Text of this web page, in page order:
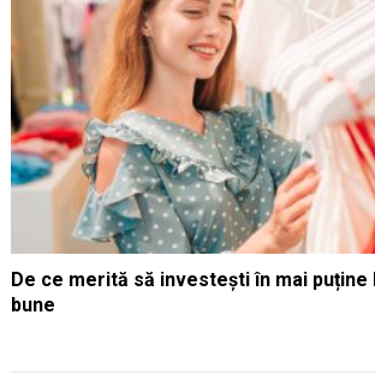
De ce merită să investești în mai puține
bune